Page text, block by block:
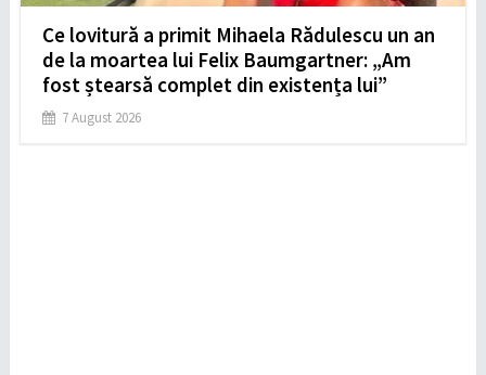
Ce lovitură a primit Mihaela Rădulescu un an
de la moartea lui Felix Baumgartner: „Am
fost ștearsă complet din existența lui”
7 August 2026